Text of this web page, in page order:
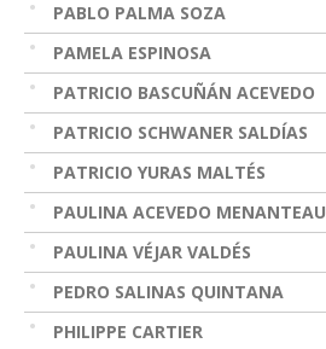
PABLO PALMA SOZA
PAMELA ESPINOSA
PATRICIO BASCUÑÁN ACEVEDO
PATRICIO SCHWANER SALDÍAS
PATRICIO YURAS MALTÉS
PAULINA ACEVEDO MENANTEAU
PAULINA VÉJAR VALDÉS
PEDRO SALINAS QUINTANA
PHILIPPE CARTIER